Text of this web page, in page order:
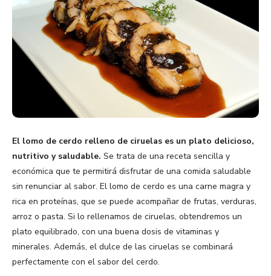
El lomo de cerdo relleno de ciruelas es un plato delicioso,
nutritivo y saludable. Se trata de una receta sencilla y
económica que te permitirá disfrutar de una comida saludable
sin renunciar al sabor. El lomo de cerdo es una carne magra y
rica en proteínas, que se puede acompañar de frutas, verduras,
arroz o pasta. Si lo rellenamos de ciruelas, obtendremos un
plato equilibrado, con una buena dosis de vitaminas y
minerales. Además, el dulce de las ciruelas se combinará
perfectamente con el sabor del cerdo.